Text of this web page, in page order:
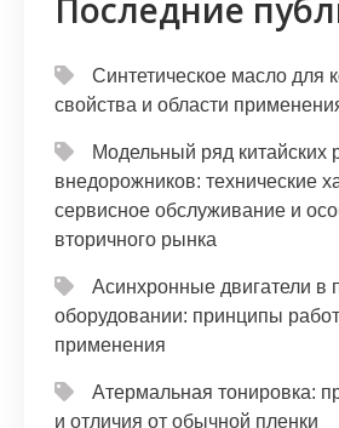
Последние
Синтетическое масло для
свойства и области
Модельный ряд китайских
внедорожников: технические
сервисное обслуживание и
вторичного рынка
Асинхронные двигатели
оборудовании: принципы
применения
Атермальная тонировка:
и отличия от обычной пленки